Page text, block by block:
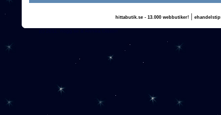
hittabutik.se - 13.000 webbutiker!|